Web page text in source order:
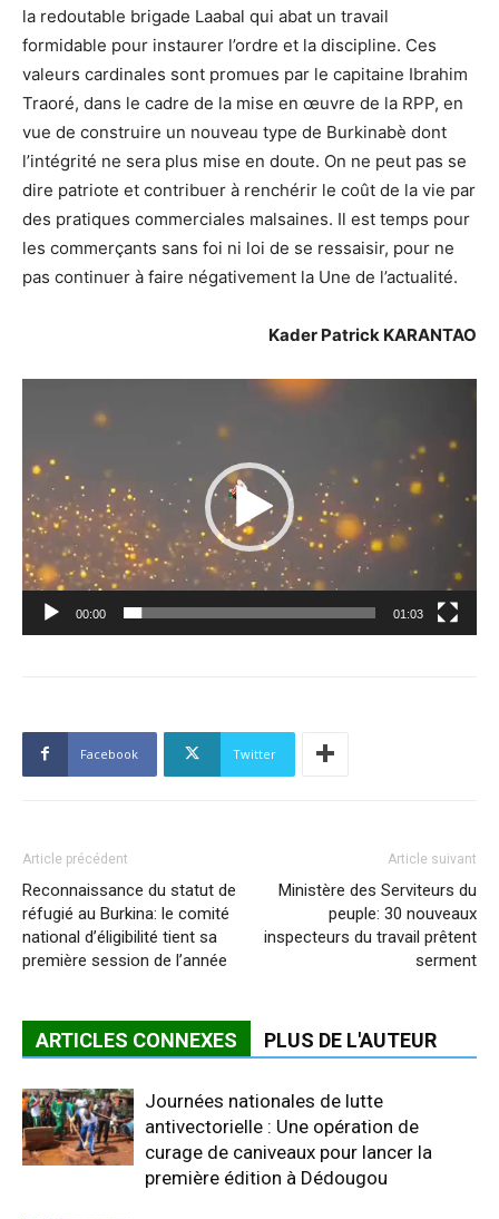
la redoutable brigade Laabal qui abat un travail
formidable pour instaurer l’ordre et la discipline. Ces
valeurs cardinales sont promues par le capitaine Ibrahim
Traoré, dans le cadre de la mise en œuvre de la RPP, en
vue de construire un nouveau type de Burkinabè dont
l’intégrité ne sera plus mise en doute. On ne peut pas se
dire patriote et contribuer à renchérir le coût de la vie par
des pratiques commerciales malsaines. Il est temps pour
les commerçants sans foi ni loi de se ressaisir, pour ne
pas continuer à faire négativement la Une de l’actualité.
Kader Patrick KARANTAO
Lecteur
00:00 01:03
Facebook Twitter
Article précédent
Reconnaissance du statut de
réfugié au Burkina: le comité
national d’éligibilité tient sa
première session de l’année
Article suivant
Ministère des Serviteurs du
peuple: 30 nouveaux
inspecteurs du travail prêtent
serment
ARTICLES CONNEXES PLUS DE L'AUTEUR
Journées nationales de lutte
antivectorielle : Une opération de
curage de caniveaux pour lancer la
première édition à Dédougou